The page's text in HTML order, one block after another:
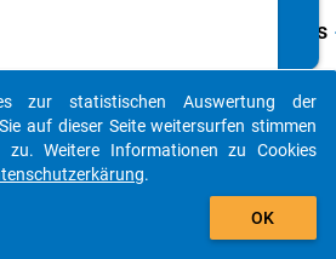
Details
C05
In
auto_stories
add_shopping_cart
zur statistischen Auswertung der
auf dieser Seite weitersurfen stimmen
zu. Weitere Informationen zu Cookies
.
OK